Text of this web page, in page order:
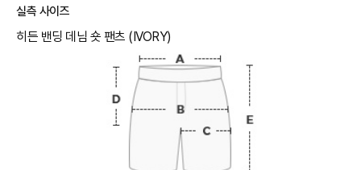
실측 사이즈
히든 밴딩 데님 숏 팬츠 (IVORY)